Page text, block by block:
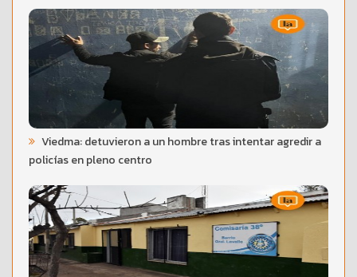
Viedma: detuvieron a un hombre tras intentar agredir a
policías en pleno centro